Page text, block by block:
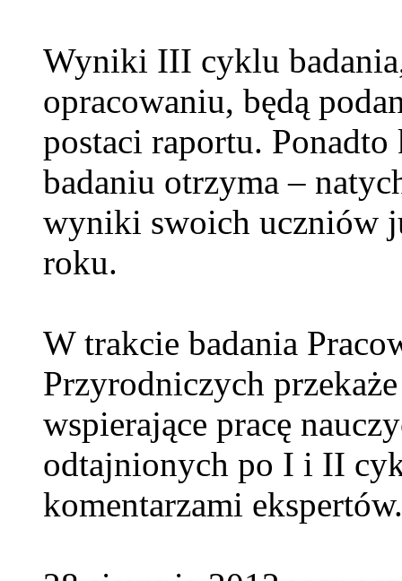
Wyniki III cyklu
opracowaniu, będą
postaci raportu. Ponadto
badaniu otrzyma –
wyniki swoich uczniów
roku.
W trakcie badania
Przyrodniczych
wspierające pracę
odtajnionych po I i II
komentarzami ekspertów.